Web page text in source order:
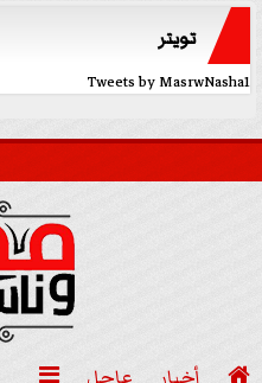
تويتر
Tweets by MasrwNasha1
 أخبار عاجل 